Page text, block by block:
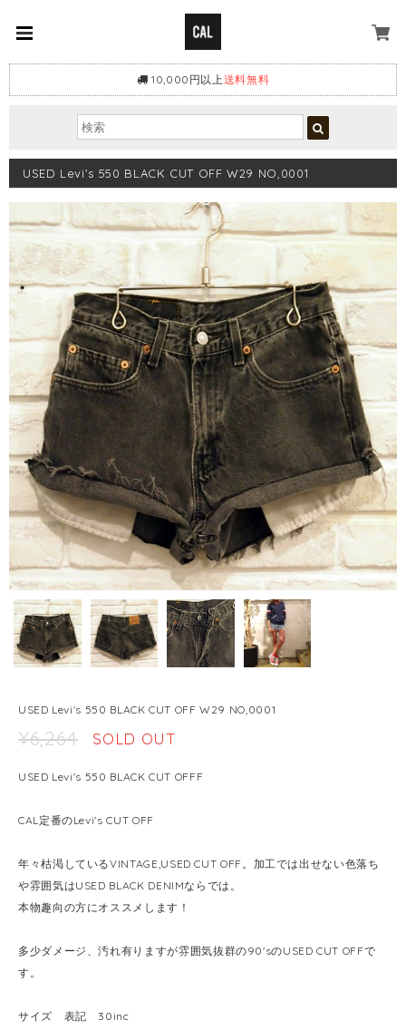
10,000円以上送料無料
USED Levi's 550 BLACK CUT OFF W29 NO,0001
USED Levi's 550 BLACK CUT OFF W29 NO,0001
¥6,264 SOLD OUT
USED Levi's 550 BLACK CUT OFFF
CAL定番のLevi's CUT OFF
年々枯渇しているVINTAGE,USED CUT OFF。加工では出せない色落ち
や雰囲気はUSED BLACK DENIMならでは。
本物趣向の方にオススメします！
多少ダメージ、汚れ有りますが雰囲気抜群の90'sのUSED CUT OFFで
す。
サイズ 表記 30inc